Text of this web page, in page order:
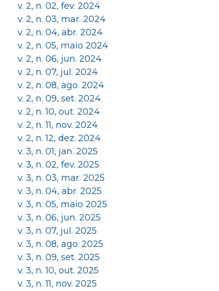
v. 2, n. 02, fev. 2024
v. 2, n. 03, mar. 2024
v. 2, n. 04, abr. 2024
v. 2, n. 05, maio 2024
v. 2, n. 06, jun. 2024
v. 2, n. 07, jul. 2024
v. 2, n. 08, ago. 2024
v. 2, n. 09, set. 2024
v. 2, n. 10, out. 2024
v. 2, n. 11, nov. 2024
v. 2, n. 12, dez. 2024
v. 3, n. 01, jan. 2025
v. 3, n. 02, fev. 2025
v. 3, n. 03, mar. 2025
v. 3, n. 04, abr. 2025
v. 3, n. 05, maio 2025
v. 3, n. 06, jun. 2025
v. 3, n. 07, jul. 2025
v. 3, n. 08, ago. 2025
v. 3, n. 09, set. 2025
v. 3, n. 10, out. 2025
v. 3, n. 11, nov. 2025